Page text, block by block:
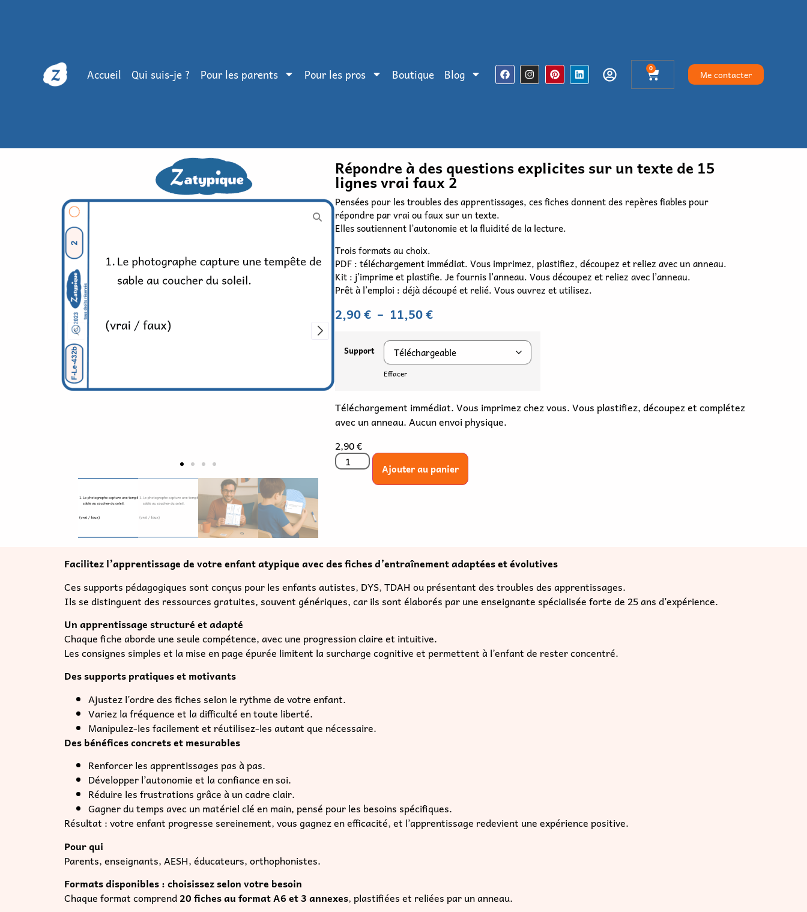
Accueil Qui suis-je ? Pour les parents Pour les pros Boutique Blog 0 Me contacter
Répondre à des questions explicites sur un texte de 15
lignes vrai faux 2
Pensées pour les troubles des apprentissages, ces fiches donnent des repères fiables pour
répondre par vrai ou faux sur un texte.
Elles soutiennent l’autonomie et la fluidité de la lecture.
Trois formats au choix.
PDF : téléchargement immédiat. Vous imprimez, plastifiez, découpez et reliez avec un anneau.
Kit : j’imprime et plastifie. Je fournis l’anneau. Vous découpez et reliez avec l’anneau.
Prêt à l’emploi : déjà découpé et relié. Vous ouvrez et utilisez.
2,90€ – 11,50€
Support
Effacer
Téléchargement immédiat. Vous imprimez chez vous. Vous plastifiez, découpez et complétez
avec un anneau. Aucun envoi physique.
2,90€
Ajouter au panier
Facilitez l’apprentissage de votre enfant atypique avec des fiches d’entraînement adaptées et évolutives
Ces supports pédagogiques sont conçus pour les enfants autistes, DYS, TDAH ou présentant des troubles des apprentissages.
Ils se distinguent des ressources gratuites, souvent génériques, car ils sont élaborés par une enseignante spécialisée forte de 25 ans d’expérience.
Un apprentissage structuré et adapté
Chaque fiche aborde une seule compétence, avec une progression claire et intuitive.
Les consignes simples et la mise en page épurée limitent la surcharge cognitive et permettent à l’enfant de rester concentré.
Des supports pratiques et motivants
Ajustez l’ordre des fiches selon le rythme de votre enfant.
Variez la fréquence et la difficulté en toute liberté.
Manipulez-les facilement et réutilisez-les autant que nécessaire.
Des bénéfices concrets et mesurables
Renforcer les apprentissages pas à pas.
Développer l’autonomie et la confiance en soi.
Réduire les frustrations grâce à un cadre clair.
Gagner du temps avec un matériel clé en main, pensé pour les besoins spécifiques.
Résultat : votre enfant progresse sereinement, vous gagnez en efficacité, et l’apprentissage redevient une expérience positive.
Pour qui
Parents, enseignants, AESH, éducateurs, orthophonistes.
Formats disponibles : choisissez selon votre besoin
Chaque format comprend20 fiches au format A6 et 3 annexes, plastifiées et reliées par un anneau.